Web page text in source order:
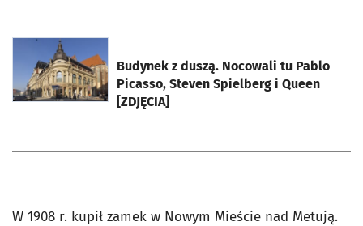
Budynek z duszą. Nocowali tu Pablo
Picasso, Steven Spielberg i Queen
[ZDJĘCIA]
otworzy się w nowej karcie
W 1908 r. kupił zamek w Nowym Mieście nad Metują.